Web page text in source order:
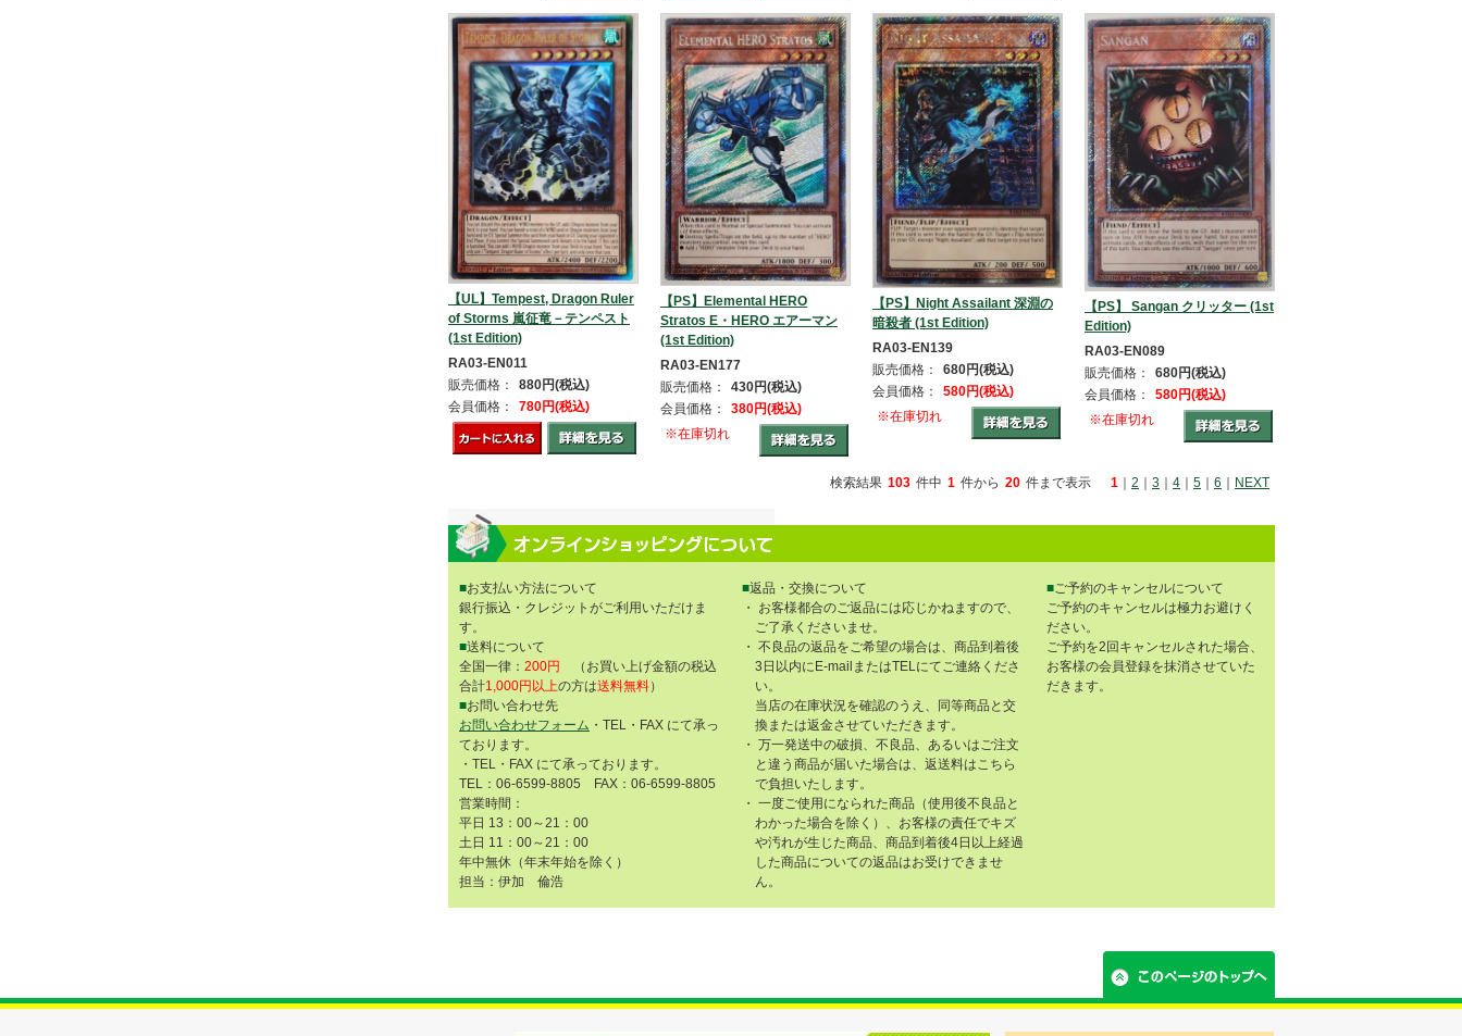
【UL】Tempest, Dragon Ruler
of Storms 嵐征竜－テンペスト
(1st Edition)
RA03-EN011
販売価格：
880円(税込)
会員価格：
780円(税込)
【PS】Elemental HERO
Stratos E・HERO エアーマン
(1st Edition)
RA03-EN177
販売価格：
430円(税込)
会員価格：
380円(税込)
※在庫切れ
【PS】Night Assailant 深淵の
暗殺者 (1st Edition)
RA03-EN139
販売価格：
680円(税込)
会員価格：
580円(税込)
※在庫切れ
【PS】 Sangan クリッター (1st
Edition)
RA03-EN089
販売価格：
680円(税込)
会員価格：
580円(税込)
※在庫切れ
検索結果 103 件中 1 件から 20 件まで表示 1 2 3 4 5 6 NEXT
■お支払い方法について
銀行振込・クレジットがご利用いただけま
す。
■送料について
全国一律： 200円
（お買い上げ金額の税込
合計1,000円以上の方は送料無料）
■お問い合わせ先
お問い合わせフォーム ・TEL・FAX にて承っ
ております。
・TEL・FAX にて承っております。
TEL：06-6599-8805 FAX：06-6599-8805
営業時間：
平日 13：00～21：00
土日 11：00～21：00
年中無休（年末年始を除く）
担当：伊加 倫浩
■返品・交換について
・ お客様都合のご返品には応じかねますので、
ご了承くださいませ。
・ 不良品の返品をご希望の場合は、商品到着後
3日以内にE-mailまたはTELにてご連絡くださ
い。
当店の在庫状況を確認のうえ、同等商品と交
換または返金させていただきます。
・ 万一発送中の破損、不良品、あるいはご注文
と違う商品が届いた場合は、返送料はこちら
で負担いたします。
・ 一度ご使用になられた商品（使用後不良品と
わかった場合を除く）、お客様の責任でキズ
や汚れが生じた商品、商品到着後4日以上経過
した商品についての返品はお受けできませ
ん。
■ご予約のキャンセルについて
ご予約のキャンセルは極力お避けく
ださい。
ご予約を2回キャンセルされた場合、
お客様の会員登録を抹消させていた
だきます。